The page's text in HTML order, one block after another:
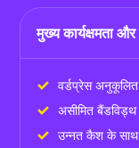
मुख्य कार्यक्षमता और
वर्डप्रेस अनुकूलित
असीमित बैंडविड्थ
उन्नत कैश के